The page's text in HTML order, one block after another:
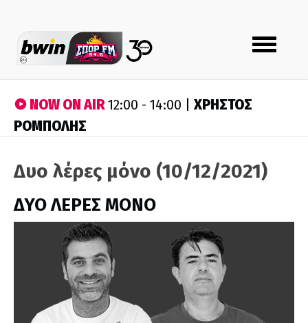
Toggle
navigation
NOW ON AIR12:00 - 14:00 | ΧΡΗΣΤΟΣ
ΡΟΜΠΟΛΗΣ
Δυο λέρες μόνο (10/12/2021)
ΔΥΟ ΛΕΡΕΣ ΜΟΝΟ